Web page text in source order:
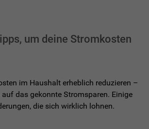
um deine Stromkosten
im Haushalt erheblich reduzieren –
das gekonnte Stromsparen. Einige
die sich wirklich lohnen.